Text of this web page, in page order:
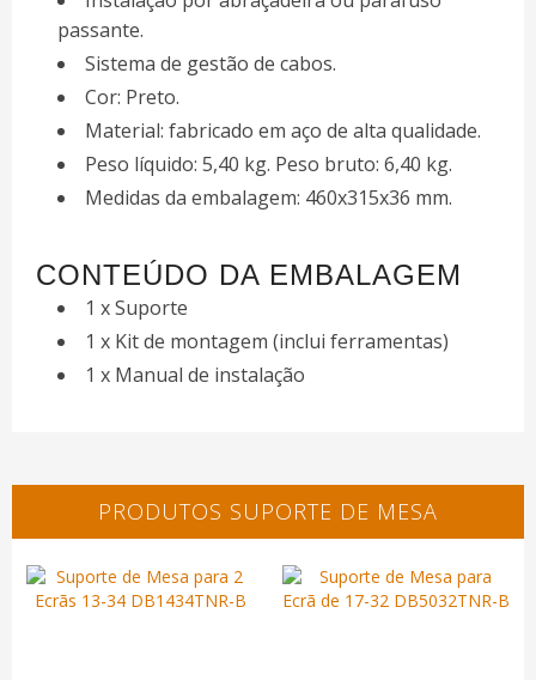
passante.
Sistema de gestão de cabos.
Cor: Preto.
Material: fabricado em aço de alta qualidade.
Peso líquido: 5,40 kg. Peso bruto: 6,40 kg.
Medidas da embalagem: 460x315x36 mm.
CONTEÚDO DA EMBALAGEM
1 x Suporte
1 x Kit de montagem (inclui ferramentas)
1 x Manual de instalação
PRODUTOS SUPORTE DE MESA